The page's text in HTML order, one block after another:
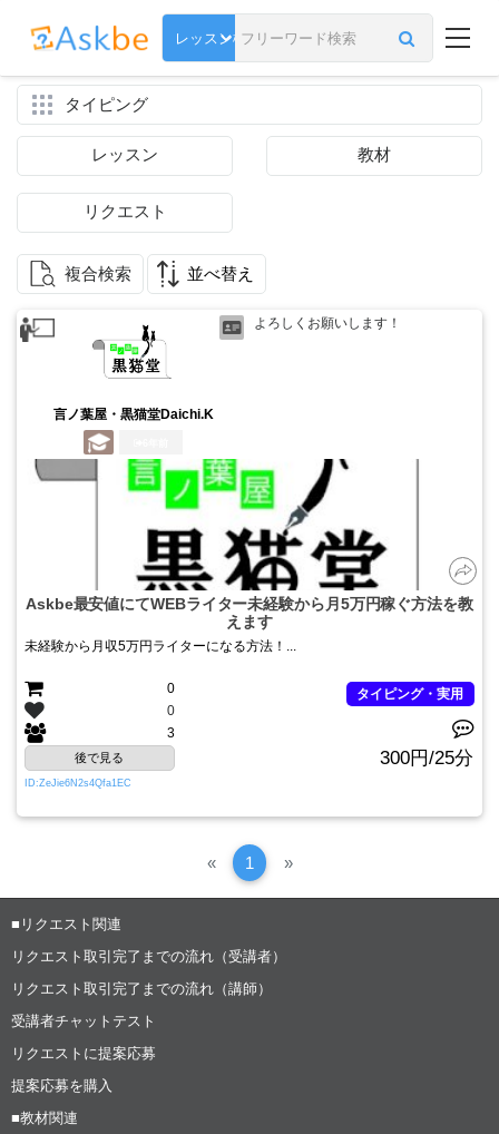
タイピング
レッスン 教材
リクエスト
複合検索 並べ替え
言ノ葉屋・黒猫堂Daichi.K
よろしくお願いします！
Askbe最安値にてWEBライター未経験から月5万円稼ぐ方法を教
えます
未経験から月収5万円ライターになる方法！...
0
0
3
タイピング・実用
後で見る 300円/25分
ID:ZeJie6N2s4Qfa1EC
«Previous
1 »次
■リクエスト関連
リクエスト取引完了までの流れ（受講者）
リクエスト取引完了までの流れ（講師）
受講者チャットテスト
リクエストに提案応募
提案応募を購入
■教材関連